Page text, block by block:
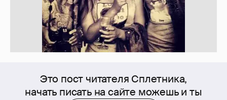
Это пост читателя Сплетника,
начать писать на сайте можешь и ты